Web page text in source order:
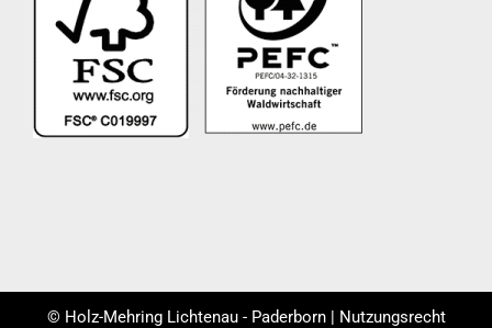
© Holz-Mehring Lichtenau - Paderborn | Nutzungsrecht